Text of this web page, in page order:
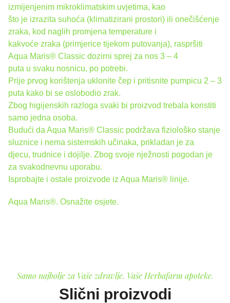
izmijenjenim mikroklimatskim uvjetima, kao
što je izrazita suhoća (klimatizirani prostori) ili onečišćenje
zraka, kod naglih promjena temperature i
kakvoće zraka (primjerice tijekom putovanja), raspršiti
Aqua Maris® Classic dozirni sprej za nos 3 – 4
puta u svaku nosnicu, po potrebi.
Prije prvog korištenja uklonite čep i pritisnite pumpicu 2 – 3
puta kako bi se oslobodio zrak.
Zbog higijenskih razloga svaki bi proizvod trebala koristiti
samo jedna osoba.
Budući da Aqua Maris® Classic podržava fiziološko stanje
sluznice i nema sistemskih učinaka, prikladan je za
djecu, trudnice i dojilje. Zbog svoje nježnosti pogodan je
za svakodnevnu uporabu.
Isprobajte i ostale proizvode iz Aqua Maris® linije.
Aqua Maris®. Osnažite osjete.
Samo najbolje za Vaše zdravlje. Vaše Herbafarm apoteke.
Slični proizvodi